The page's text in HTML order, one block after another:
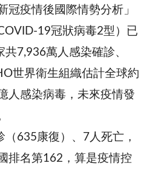
冠疫情後國際情勢分析」
19冠狀病毒2型）已
7,936萬人感染確診、
世界衛生組織估計全球約
人感染病毒，未來疫情發
635康復）、7人死亡，
排名第162，算是疫情控